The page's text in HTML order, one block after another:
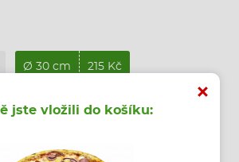
Ø 30 cm 215 Kč
Ø 40 cm 290 Kč
jste vložili do košíku: